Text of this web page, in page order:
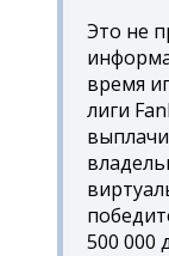
Это не
время
лиги
500 000